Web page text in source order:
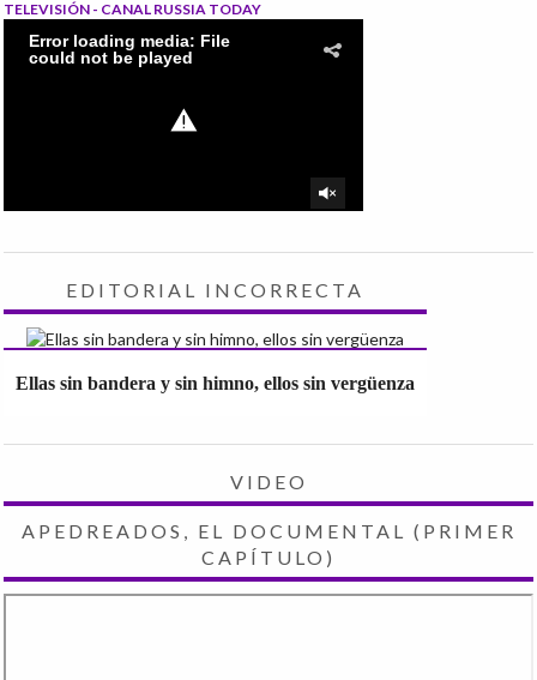
TELEVISIÓN - CANAL RUSSIA TODAY
EDITORIAL INCORRECTA
Ellas sin bandera y sin himno, ellos sin vergüenza
VIDEO
APEDREADOS, EL DOCUMENTAL (PRIMER
CAPÍTULO)